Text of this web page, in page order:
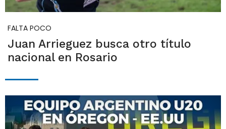
FALTA POCO
Juan Arrieguez busca otro título
nacional en Rosario